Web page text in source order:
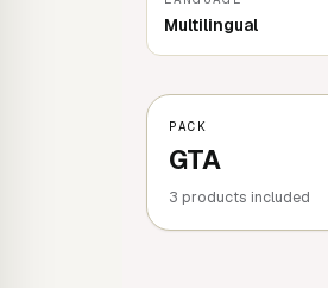
Multilingual
PACK
GTA
3 products included